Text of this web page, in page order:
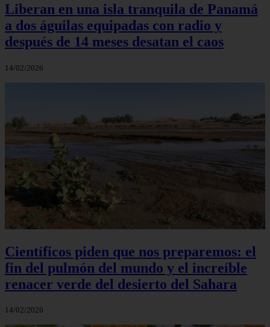
Liberan en una isla tranquila de Panamá
a dos águilas equipadas con radio y
después de 14 meses desatan el caos
14/02/2026
Científicos piden que nos preparemos: el
fin del pulmón del mundo y el increíble
renacer verde del desierto del Sahara
14/02/2026